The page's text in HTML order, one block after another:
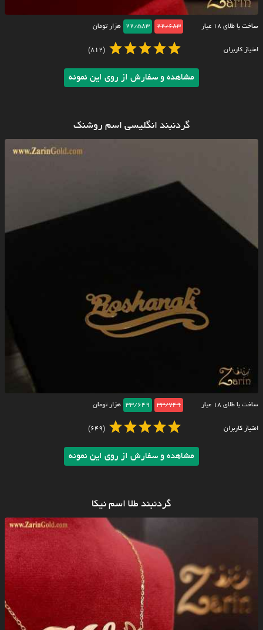
ساخت با طلای ۱۸ عیار 22/683
22/583 هزار تومان
امتیاز کاربران (812)
مشاهده و سفارش از روی این نمونه
گردنبند انگلیسی اسم روشنک
ساخت با طلای ۱۸ عیار 33/749
33/649 هزار تومان
امتیاز کاربران (649)
مشاهده و سفارش از روی این نمونه
گردنبند طلا اسم نیکا